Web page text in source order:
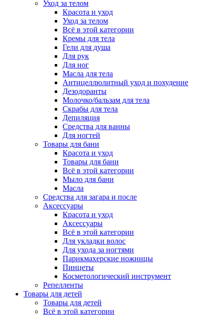
Уход за телом
Красота и уход
Уход за телом
Всё в этой категории
Кремы для тела
Гели для душа
Для рук
Для ног
Масла для тела
Антицеллюлитный уход и похудение
Дезодоранты
Молочко/бальзам для тела
Скрабы для тела
Депиляция
Средства для ванны
Для ногтей
Товары для бани
Красота и уход
Товары для бани
Всё в этой категории
Мыло для бани
Масла
Средства для загара и после
Аксессуары
Красота и уход
Аксессуары
Всё в этой категории
Для укладки волос
Для ухода за ногтями
Парикмахерские ножницы
Пинцеты
Косметологический инструмент
Репелленты
Товары для детей
Товары для детей
Всё в этой категории